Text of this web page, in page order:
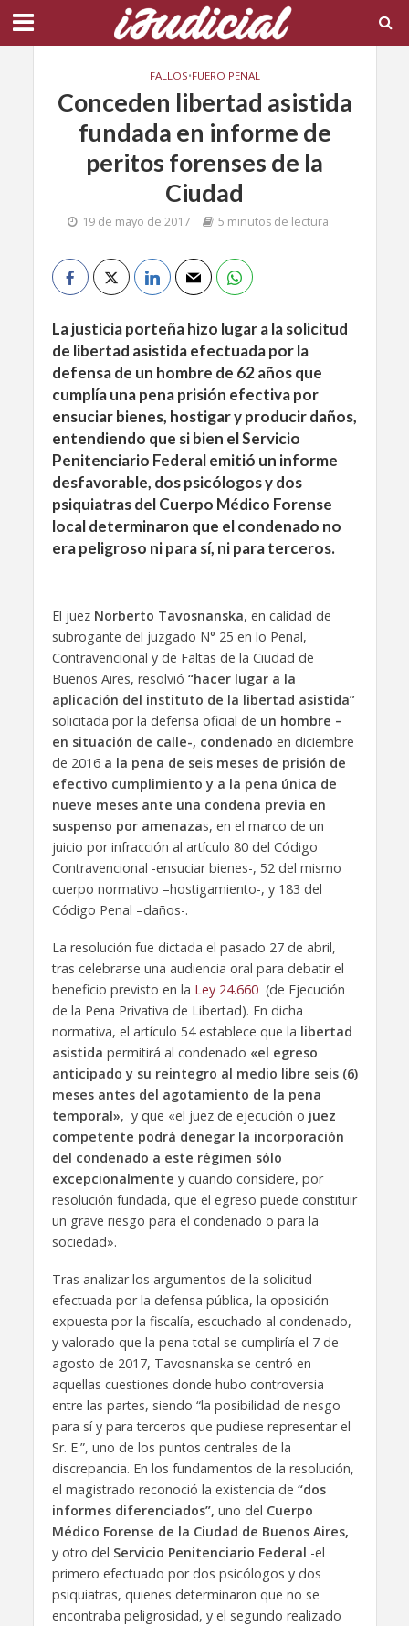
FALLOS•FUERO PENAL
Conceden libertad asistida
fundada en informe de
peritos forenses de la
Ciudad
19 de mayo de 2017 5 minutos de lectura
La justicia porteña hizo lugar a la solicitud
de libertad asistida efectuada por la
defensa de un hombre de 62 años que
cumplía una pena prisión efectiva por
ensuciar bienes, hostigar y producir daños,
entendiendo que si bien el Servicio
Penitenciario Federal emitió un informe
desfavorable, dos psicólogos y dos
psiquiatras del Cuerpo Médico Forense
local determinaron que el condenado no
era peligroso ni para sí, ni para terceros.
El juez Norberto Tavosnanska, en calidad de
subrogante del juzgado N° 25 en lo Penal,
Contravencional y de Faltas de la Ciudad de
Buenos Aires, resolvió “hacer lugar a la
aplicación del instituto de la libertad asistida”
solicitada por la defensa oficial de un hombre –
en situación de calle-, condenado en diciembre
de 2016a la pena de seis meses de prisión de
efectivo cumplimiento y a la pena única de
nueve meses ante una condena previa en
suspenso por amenazas, en el marco de un
juicio por infracción al artículo 80 del Código
Contravencional -ensuciar bienes-, 52 del mismo
cuerpo normativo –hostigamiento-, y 183 del
Código Penal –daños-.
La resolución fue dictada el pasado 27 de abril,
tras celebrarse una audiencia oral para debatir el
beneficio previsto en la Ley 24.660 (de Ejecución
de la Pena Privativa de Libertad). En dicha
normativa, el artículo 54 establece que la libertad
asistida permitirá al condenado «el egreso
anticipado y su reintegro al medio libre seis (6)
meses antes del agotamiento de la pena
temporal», y que «el juez de ejecución o juez
competente podrá denegar la incorporación
del condenado a este régimen sólo
excepcionalmente y cuando considere, por
resolución fundada, que el egreso puede constituir
un grave riesgo para el condenado o para la
sociedad».
Tras analizar los argumentos de la solicitud
efectuada por la defensa pública, la oposición
expuesta por la fiscalía, escuchado al condenado,
y valorado que la pena total se cumpliría el 7 de
agosto de 2017, Tavosnanska se centró en
aquellas cuestiones donde hubo controversia
entre las partes, siendo “la posibilidad de riesgo
para sí y para terceros que pudiese representar el
Sr. E.”, uno de los puntos centrales de la
discrepancia. En los fundamentos de la resolución,
el magistrado reconoció la existencia de “dos
informes diferenciados”, uno del Cuerpo
Médico Forense de la Ciudad de Buenos Aires,
y otro del Servicio Penitenciario Federal -el
primero efectuado por dos psicólogos y dos
psiquiatras, quienes determinaron que no se
encontraba peligrosidad, y el segundo realizado